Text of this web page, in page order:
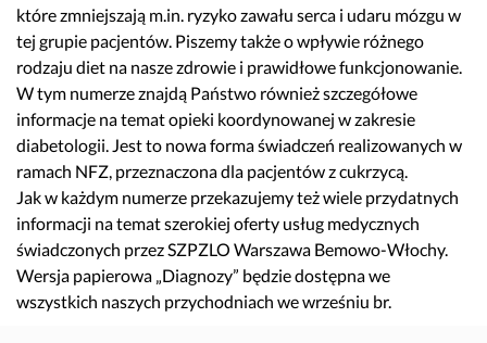
które zmniejszają m.in. ryzyko zawału serca i udaru mózgu w
tej grupie pacjentów. Piszemy także o wpływie różnego
rodzaju diet na nasze zdrowie i prawidłowe funkcjonowanie.
W tym numerze znajdą Państwo również szczegółowe
informacje na temat opieki koordynowanej w zakresie
diabetologii. Jest to nowa forma świadczeń realizowanych w
ramach NFZ, przeznaczona dla pacjentów z cukrzycą.
Jak w każdym numerze przekazujemy też wiele przydatnych
informacji na temat szerokiej oferty usług medycznych
świadczonych przez SZPZLO Warszawa Bemowo-Włochy.
Wersja papierowa „Diagnozy” będzie dostępna we
wszystkich naszych przychodniach we wrześniu br.